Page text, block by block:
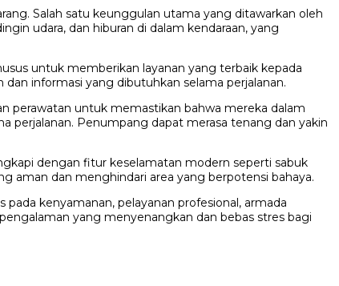
Salah satu keunggulan utama yang ditawarkan oleh
udara, dan hiburan di dalam kendaraan, yang
untuk memberikan layanan yang terbaik kepada
informasi yang dibutuhkan selama perjalanan.
perawatan untuk memastikan bahwa mereka dalam
perjalanan. Penumpang dapat merasa tenang dan yakin
dengan fitur keselamatan modern seperti sabuk
aman dan menghindari area yang berpotensi bahaya.
kenyamanan, pelayanan profesional, armada
yang menyenangkan dan bebas stres bagi